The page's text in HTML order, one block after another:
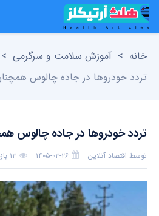
خانه > آموزش سلامت و سرگرمی >
تردد خودروها در جاده چالوس
تردد خودروها در جاده چالوس
توسط اقتصاد آنلاین ۱۴۰۵-۰۳-۲۶ ۱۳ بازدید